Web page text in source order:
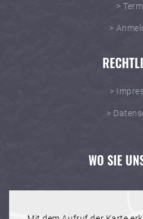
>
>
>
>
WO SIE